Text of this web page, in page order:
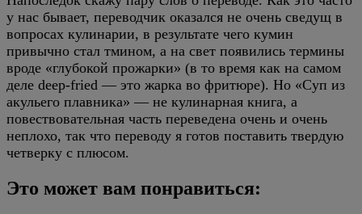
у нас бывает, переводчик оказался не очень сведущ в
вопросах кулинарии, в результате чего кумин
привычно стал тмином, а на свет появились термины
вроде «глубокой прожарки» (в то время как на самом
деле deep-fried — это жарка во фритюре). Но «Суп из
акульего плавника» — не кулинарная книга, а
повествовательная часть переведена очень и очень
неплохо, так что переводу я готов поставить твердую
четверку с плюсом.
Это может вам понравиться: